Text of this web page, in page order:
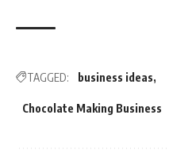
TAGGED: business ideas
Chocolate Making Business